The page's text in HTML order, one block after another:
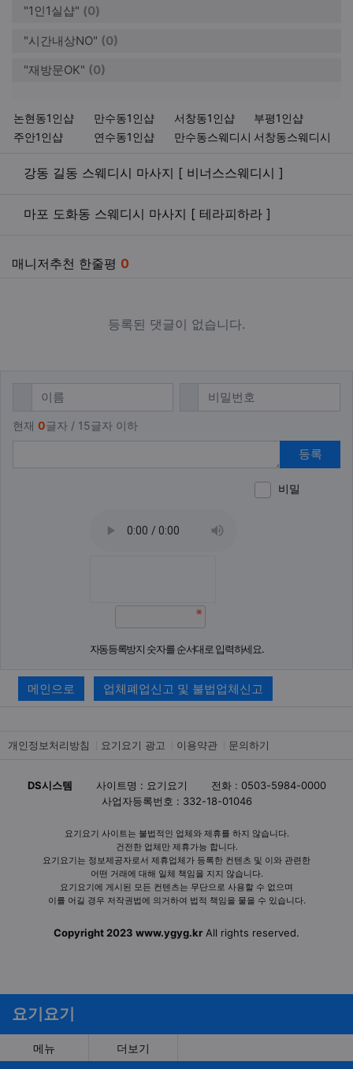
"1인1실샵" (0)
"시간내상NO" (0)
"재방문OK" (0)
논현동1인샵 만수동1인샵 서창동1인샵
부평1인샵
주안1인샵
연수동1인샵 만수동스웨디시 서창동스웨디시
키워드
관련자료
강동 길동 스웨디시 마사지 [ 비너스스웨디시 ]
마포 도화동 스웨디시 마사지 [ 테라피하라 ]
매니저추천 한줄평 0
등록된 댓글이 없습니다.
댓글쓰기
필수 비밀번호필수
현재 0글자 / 15글자 이하
등록
비밀
자동등록방지 숫자를 순서대로 입력하세요.
메인으로 업체폐업신고 및 불법업체신고
개인정보처리방침 요기요기 광고 이용약관 문의하기
DS시스템 사이트명 : 요기요기
전화 : 0503-5984-0000
사업자등록번호 : 332-18-01046
요기요기 사이트는 불법적인 업체와 제휴를 하지 않습니다.
건전한 업체만 제휴가능 합니다.
요기요기는 정보제공자로서 제휴업체가 등록한 컨텐츠 및 이와 관련한
어떤 거래에 대해 일체 책임을 지지 않습니다.
요기요기에 게시된 모든 컨텐츠는 무단으로 사용할 수 없으며
이를 어길 경우 저작권법에 의거하여 법적 책임을 물을 수 있습니다.
Copyright 2023 www.ygyg.kr All rights reserved.
요기요기
메뉴 더보기